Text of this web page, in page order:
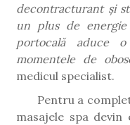
decontracturant și
un plus de
portocală aduce
momentele de
medicul specialist.
Pentru a
masajele spa